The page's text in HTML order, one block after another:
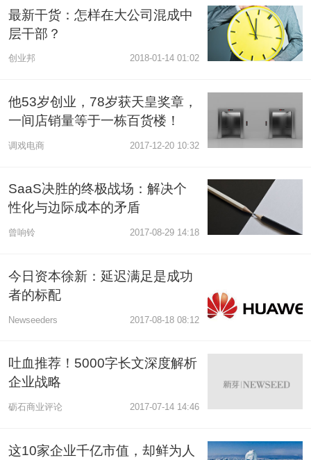
最新干货：怎样在大公司混成中
层干部？
创业邦 2018-01-14 01:02
他53岁创业，78岁获天皇奖章，
一间店销量等于一栋百货楼！
调戏电商 2017-12-20 10:32
SaaS决胜的终极战场：解决个
性化与边际成本的矛盾
曾响铃 2017-08-29 14:18
今日资本徐新：延迟满足是成功
者的标配
Newseeders 2017-08-18 08:12
吐血推荐！5000字长文深度解析
企业战略
砺石商业评论 2017-07-14 14:46
这10家企业千亿市值，却鲜为人